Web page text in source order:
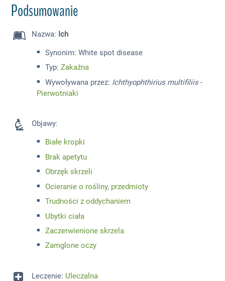
Podsumowanie
Nazwa: Ich
Synonim: White spot disease
Typ: Zakaźna
Wywoływana przez: Ichthyophthirius multifiliis-
Pierwotniaki
Objawy:
Białe kropki
Brak apetytu
Obrzęk skrzeli
Ocieranie o rośliny, przedmioty
Trudności z oddychaniem
Ubytki ciała
Zaczerwienione skrzela
Zamglone oczy
Leczenie: Uleczalna